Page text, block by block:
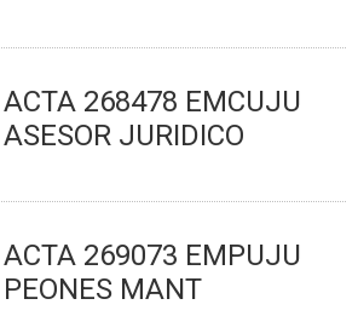
ACTA 268478 EMCUJU
ASESOR JURIDICO
ACTA 269073 EMPUJU
PEONES MANT